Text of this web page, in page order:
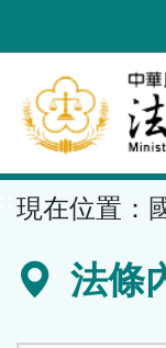
到
要
內
容
區
現在位置：
法條